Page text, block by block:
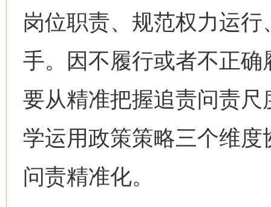
岗位职责、规范权力运
手。因不履行或者不正
要从精准把握追责问责
学运用政策策略三个维
问责精准化。